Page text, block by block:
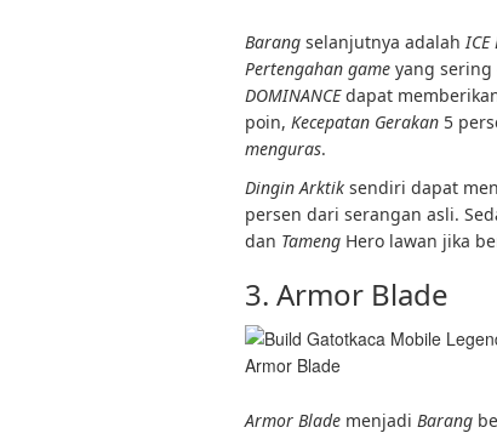
Barang selanjutnya adalah ICE
Pertengahan game yang
DOMINANCEdapat
poin, Kecepatan Gerakan 5
menguras.
Dingin Arktik sendiri dapat
persen dari serangan asli.
dan Tameng Hero lawan jika
3. Armor Blade
Armor Blade
Armor Blade menjadi Barang